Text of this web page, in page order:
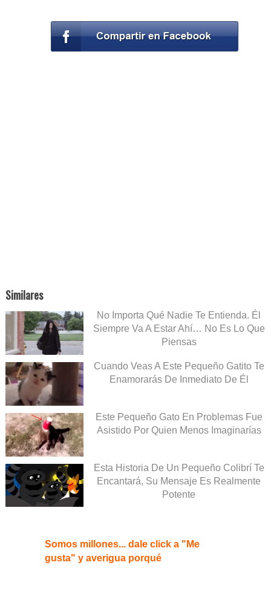
Similares
No Importa Qué Nadie Te Entienda. Él
Siempre Va A Estar Ahí… No Es Lo Que
Piensas
Cuando Veas A Este Pequeño Gatito Te
Enamorarás De Inmediato De Él
Este Pequeño Gato En Problemas Fue
Asistido Por Quien Menos Imaginarías
Esta Historia De Un Pequeño Colibrí Te
Encantará, Su Mensaje Es Realmente
Potente
Somos millones... dale click a "Me
gusta" y averigua porqué